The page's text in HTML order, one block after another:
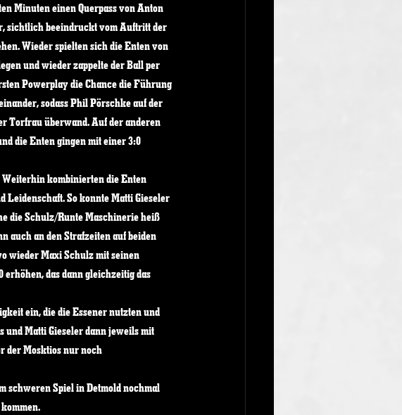
Minuten einen Querpass von Anton
sichtlich beeindruckt vom Auftritt der
Wieder spielten sich die Enten von
und wieder zappelte der Ball per
Powerplay die Chance die Führung
sodass Phil Pörschke auf der
Torfrau überwand. Auf der anderen
die Enten gingen mit einer 3:0
kombinierten die Enten
Leidenschaft. So konnte Matti Gieseler
die Schulz/Runte Maschinerie heiß
auch an den Strafzeiten auf beiden
wieder Maxi Schulz mit seinen
das dann gleichzeitig das
ein, die die Essener nutzten und
Matti Gieseler dann jeweils mit
der Mosktios nur noch
schweren Spiel in Detmold nochmal